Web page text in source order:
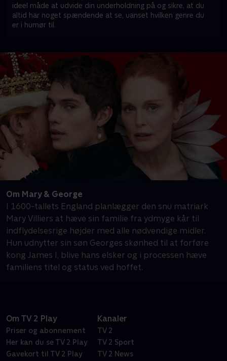
ideel måde at udvide din underholdning på og sikre, at du
altid har noget spændende at se, uanset hvilken genre du
er i humør til.
Om Mary & George
I 1600-tallets England planlægger den snu matriark
Mary Villiers at hæve sin familie fra ydmyge kår til
indflydelsesrige højder med alle nødvendige midler.
Hun udnytter sin søn Georges skønhed til at forføre
kong James I, blive hans elsker og i processen hæve
familiens titel og status ved hoffet.
Om TV 2 Play
Priser og abonnement
Her kan du se TV 2 Play
Gavekort til TV 2 Play
Kanaler
TV 2
TV 2 Sport
TV 2 News